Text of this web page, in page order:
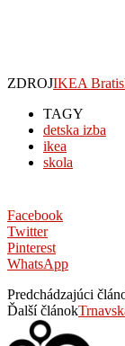
ZDROJIKEA
TAGY
detska izba
ikea
skola
Facebook
Twitter
Pinterest
WhatsApp
Predchádzajúci
Ďalší článok